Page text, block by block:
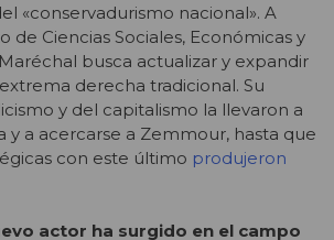
«conservadurismo nacional». A
de Ciencias Sociales, Económicas y
Maréchal busca actualizar y expandir
derecha tradicional. Su
y del capitalismo la llevaron a
y a acercarse a Zemmour, hasta que
con este último produjeron
actor ha surgido en el campo